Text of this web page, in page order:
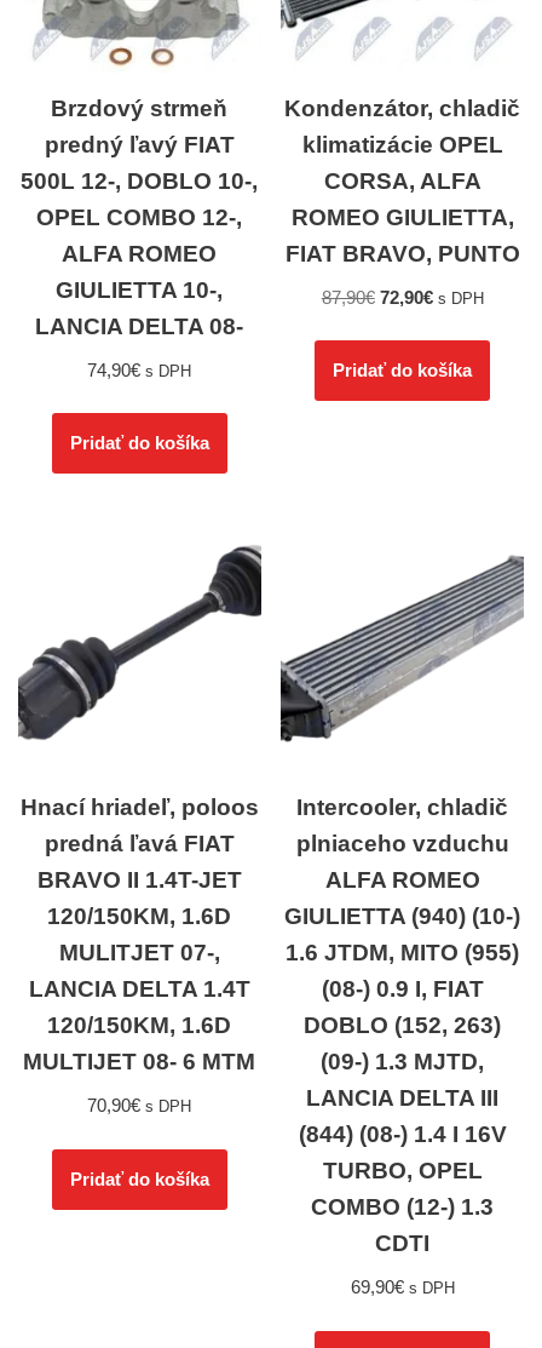
Brzdový strmeň
predný ľavý FIAT
500L 12-, DOBLO 10-,
OPEL COMBO 12-,
ALFA ROMEO
GIULIETTA 10-,
LANCIA DELTA 08-
74,90€ s DPH
Pridať do košíka
Kondenzátor, chladič
klimatizácie OPEL
CORSA, ALFA
ROMEO GIULIETTA,
FIAT BRAVO, PUNTO
87,90€ 72,90€ s DPH
Pridať do košíka
Hnací hriadeľ, poloos
predná ľavá FIAT
BRAVO II 1.4T-JET
120/150KM, 1.6D
MULITJET 07-,
LANCIA DELTA 1.4T
120/150KM, 1.6D
MULTIJET 08- 6 MTM
70,90€ s DPH
Pridať do košíka
Intercooler, chladič
plniaceho vzduchu
ALFA ROMEO
GIULIETTA (940) (10-)
1.6 JTDM, MITO (955)
(08-) 0.9 I, FIAT
DOBLO (152, 263)
(09-) 1.3 MJTD,
LANCIA DELTA III
(844) (08-) 1.4 I 16V
TURBO, OPEL
COMBO (12-) 1.3
CDTI
69,90€ s DPH